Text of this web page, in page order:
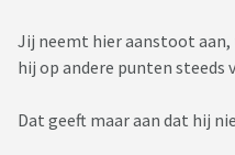
Jij neemt hier aanstoot
hij op andere punten steeds
Dat geeft maar aan dat hij